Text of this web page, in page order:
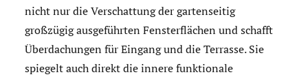
nicht nur die Verschattung der gartenseitig
großzügig ausgeführten Fensterflächen und schafft
Überdachungen für Eingang und die Terrasse. Sie
spiegelt auch direkt die innere funktionale